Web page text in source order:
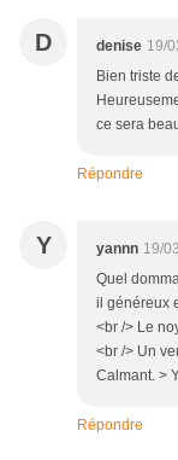
D denise 19/
Bien triste
ce sera
Répondre
Y yannn 19/
Quel
il généreux
<br /> Le
<br /> Un
Calmant. >
Répondre